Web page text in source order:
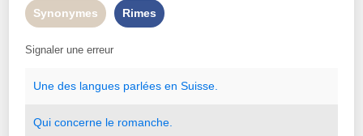
Synonymes Rimes
Signaler une erreur
Une des langues parlées en Suisse.
Qui concerne le romanche.